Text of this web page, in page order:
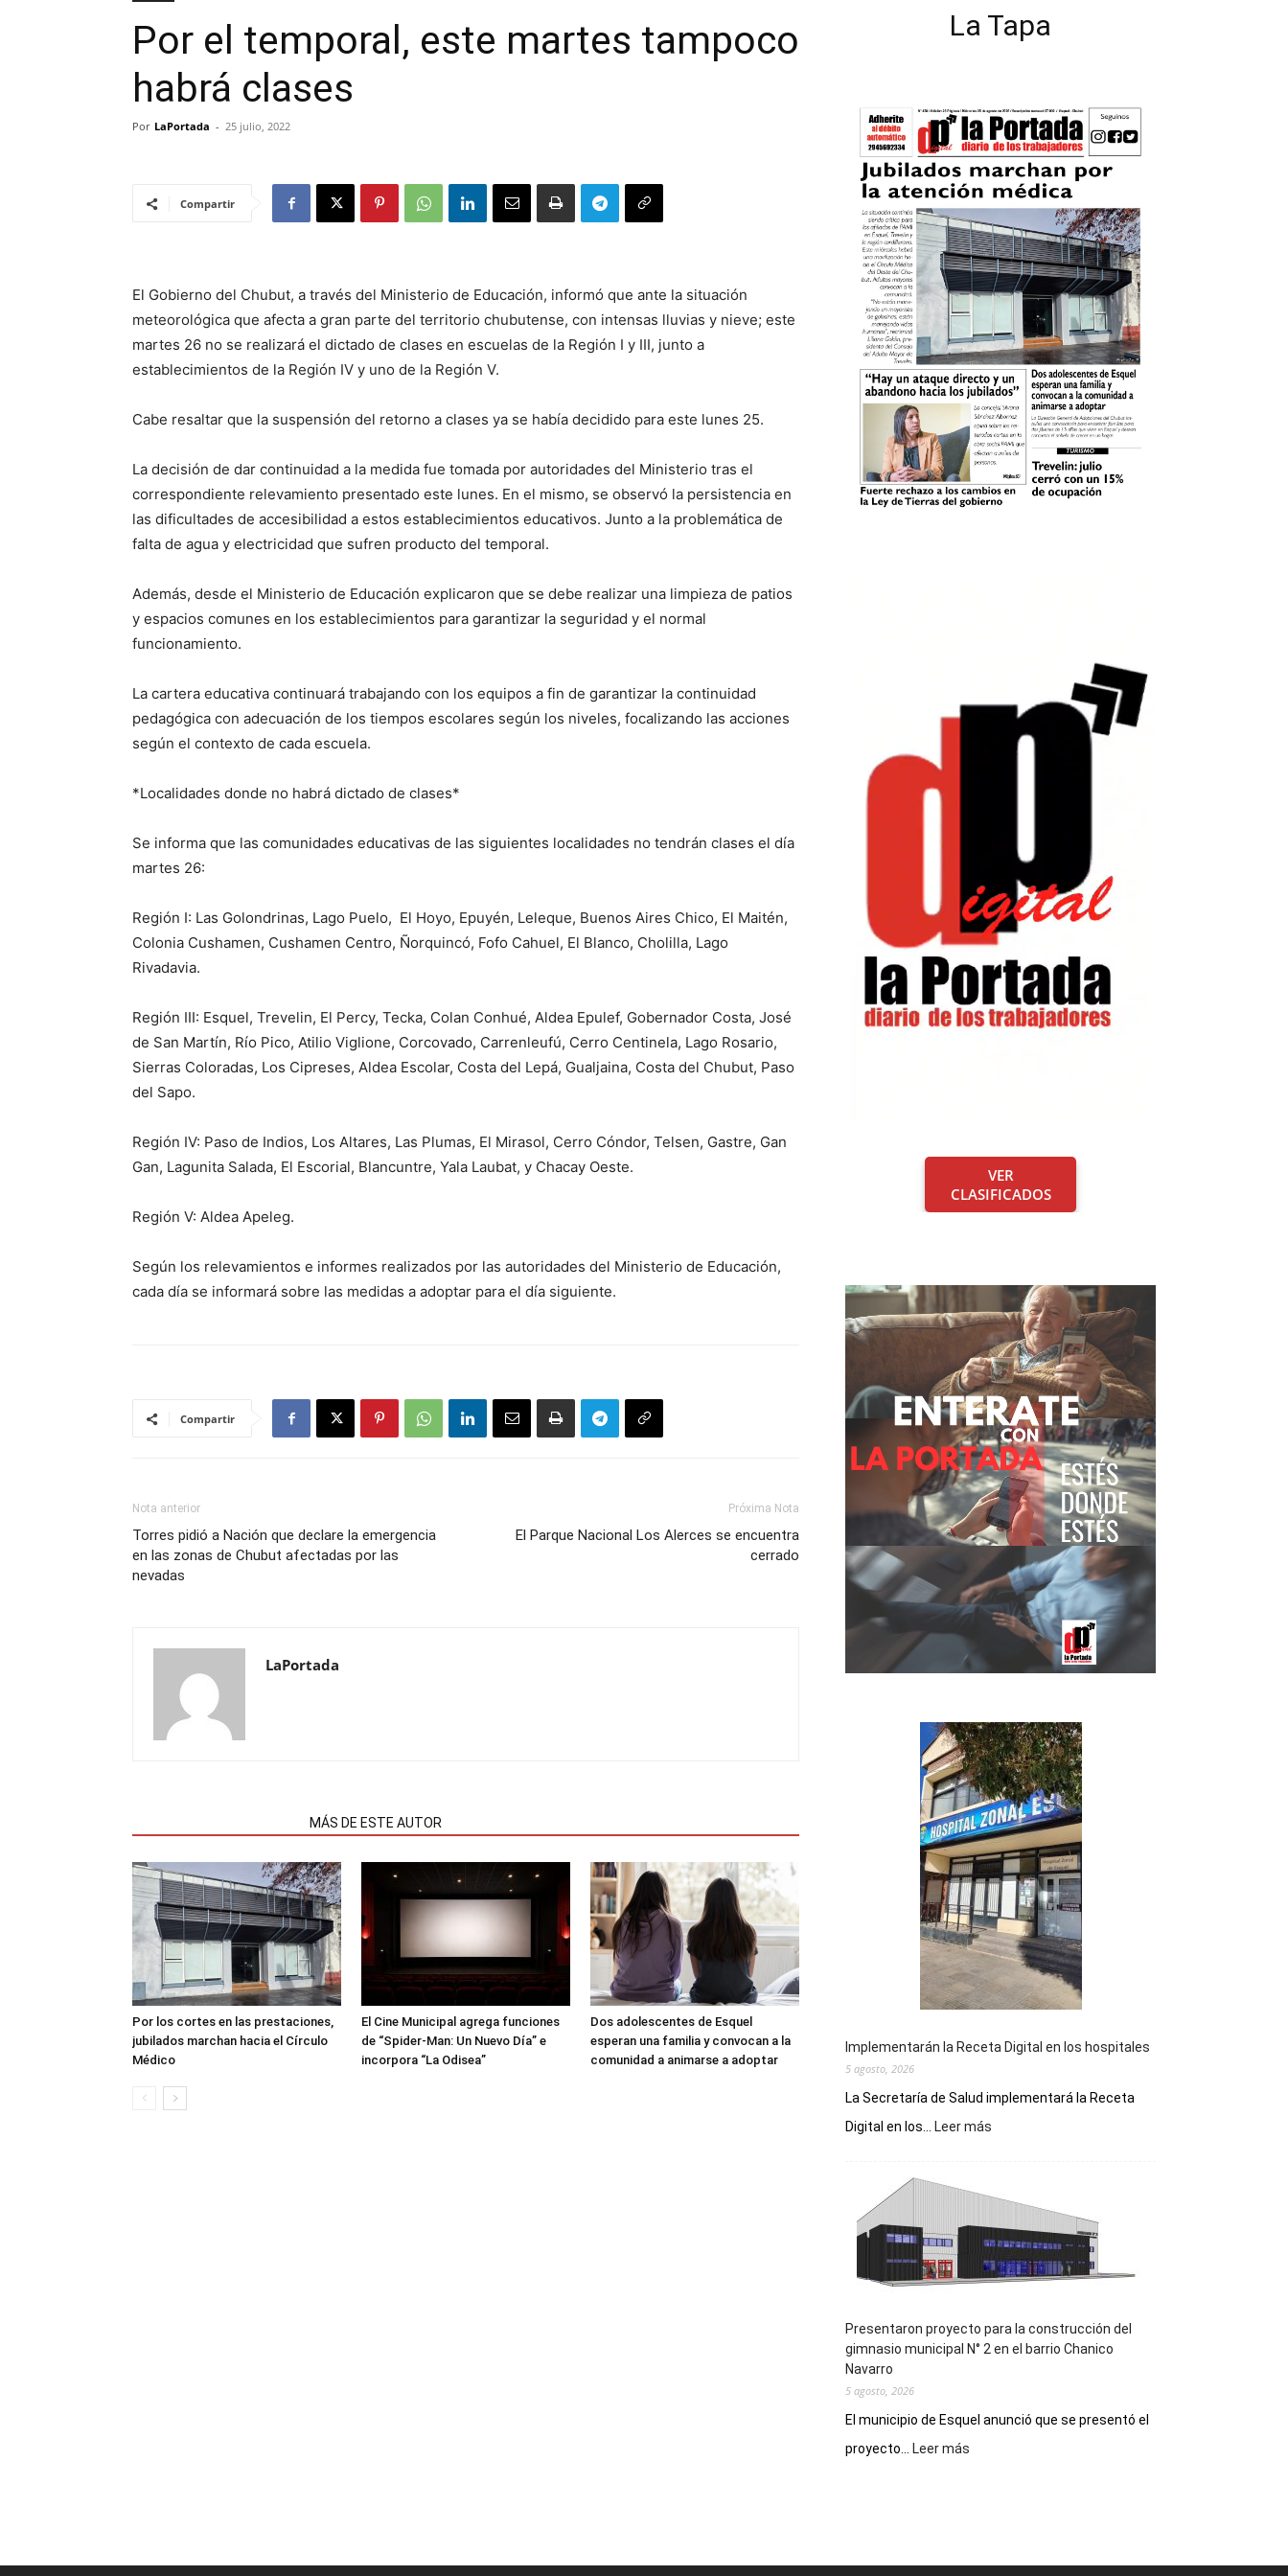
Por el temporal, este martes tampoco
habrá clases
Por LaPortada - 25 julio, 2022
Compartir
El Gobierno del Chubut, a través del Ministerio de Educación, informó que ante la situación
meteorológica que afecta a gran parte del territorio chubutense, con intensas lluvias y nieve; este
martes 26 no se realizará el dictado de clases en escuelas de la Región I y III, junto a
establecimientos de la Región IV y uno de la Región V.
Cabe resaltar que la suspensión del retorno a clases ya se había decidido para este lunes 25.
La decisión de dar continuidad a la medida fue tomada por autoridades del Ministerio tras el
correspondiente relevamiento presentado este lunes. En el mismo, se observó la persistencia en
las dificultades de accesibilidad a estos establecimientos educativos. Junto a la problemática de
falta de agua y electricidad que sufren producto del temporal.
Además, desde el Ministerio de Educación explicaron que se debe realizar una limpieza de patios
y espacios comunes en los establecimientos para garantizar la seguridad y el normal
funcionamiento.
La cartera educativa continuará trabajando con los equipos a fin de garantizar la continuidad
pedagógica con adecuación de los tiempos escolares según los niveles, focalizando las acciones
según el contexto de cada escuela.
*Localidades donde no habrá dictado de clases*
Se informa que las comunidades educativas de las siguientes localidades no tendrán clases el día
martes 26:
Región I: Las Golondrinas, Lago Puelo, El Hoyo, Epuyén, Leleque, Buenos Aires Chico, El Maitén,
Colonia Cushamen, Cushamen Centro, Ñorquincó, Fofo Cahuel, El Blanco, Cholilla, Lago
Rivadavia.
Región III: Esquel, Trevelin, El Percy, Tecka, Colan Conhué, Aldea Epulef, Gobernador Costa, José
de San Martín, Río Pico, Atilio Viglione, Corcovado, Carrenleufú, Cerro Centinela, Lago Rosario,
Sierras Coloradas, Los Cipreses, Aldea Escolar, Costa del Lepá, Gualjaina, Costa del Chubut, Paso
del Sapo.
Región IV: Paso de Indios, Los Altares, Las Plumas, El Mirasol, Cerro Cóndor, Telsen, Gastre, Gan
Gan, Lagunita Salada, El Escorial, Blancuntre, Yala Laubat, y Chacay Oeste.
Región V: Aldea Apeleg.
Según los relevamientos e informes realizados por las autoridades del Ministerio de Educación,
cada día se informará sobre las medidas a adoptar para el día siguiente.
Compartir
Nota anterior
Torres pidió a Nación que declare la emergencia
en las zonas de Chubut afectadas por las
nevadas
Próxima Nota
El Parque Nacional Los Alerces se encuentra
cerrado
LaPortada
MÁS DE ESTE AUTOR
Por los cortes en las prestaciones,
jubilados marchan hacia el Círculo
Médico
El Cine Municipal agrega funciones
de “Spider-Man: Un Nuevo Día” e
incorpora “La Odisea”
Dos adolescentes de Esquel
esperan una familia y convocan a la
comunidad a animarse a adoptar
La Tapa
VER
CLASIFICADOS
Implementarán la Receta Digital en los hospitales
5 agosto, 2026
La Secretaría de Salud implementará la Receta
Digital en los...
Leer más
Digital
en
los
hospitales
Presentaron proyecto para la construcción del
gimnasio municipal N° 2 en el barrio Chanico
Navarro
5 agosto, 2026
El municipio de Esquel anunció que se presentó el
proyecto...
Leer más
del